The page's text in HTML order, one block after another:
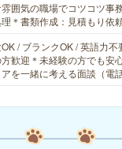
雰囲気の職場でコツコツ事
＊書類作成：見積もり依
/ ブランクOK / 英語力不
方歓迎＊未経験の方でも安
を一緒に考える面談（電